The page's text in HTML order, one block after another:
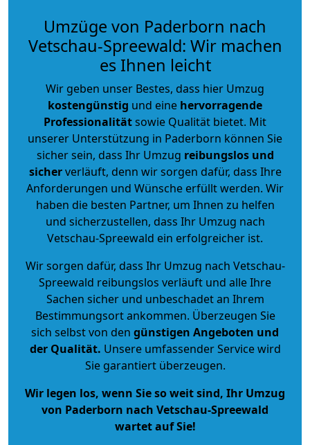
Umzüge von Paderborn nach
Vetschau-Spreewald: Wir machen
es Ihnen leicht
Wir geben unser Bestes, dass hier Umzug
kostengünstig und eine hervorragende
Professionalitätsowie Qualität bietet. Mit
unserer Unterstützung in Paderborn können Sie
sicher sein, dass Ihr Umzug reibungslos und
sicherverläuft, denn wir sorgen dafür, dass Ihre
Anforderungen und Wünsche erfüllt werden. Wir
haben die besten Partner, um Ihnen zu helfen
und sicherzustellen, dass Ihr Umzug nach
Vetschau-Spreewald ein erfolgreicher ist.
Wir sorgen dafür, dass Ihr Umzug nach Vetschau-
Spreewald reibungslos verläuft und alle Ihre
Sachen sicher und unbeschadet an Ihrem
Bestimmungsort ankommen. Überzeugen Sie
sich selbst von den günstigen Angeboten und
der Qualität. Unsere umfassender Service wird
Sie garantiert überzeugen.
Wir legen los, wenn Sie so weit sind, Ihr Umzug
von Paderborn nach Vetschau-Spreewald
wartet auf Sie!